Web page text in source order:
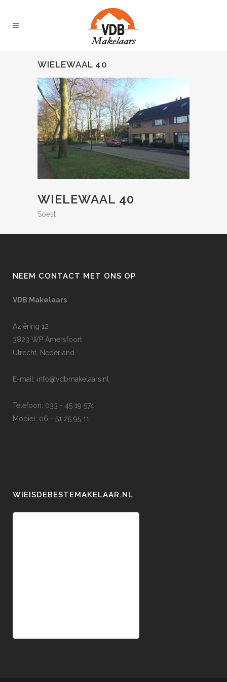
WIELEWAAL 40
WIELEWAAL 40
Soest
NEEM CONTACT MET ONS OP
VDB Makelaars
Aziëring 12
3823 WP Amersfoort
Utrecht, Nederland
E-mail: info@vdbmakelaars.nl
Telefoon: 033 - 45 19 574
Mobiel: 06 - 51 25 95 11
WIEISDEBESTEMAKELAAR.NL